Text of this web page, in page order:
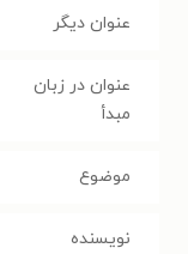
عنوان دیگر
عنوان در زبان
مبدأ
موضوع
نویسنده